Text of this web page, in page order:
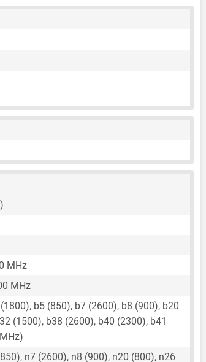
MHz
MHz
b5 (850), b7 (2600), b8 (900), b20
(1500), b38 (2600), b40 (2300), b41
n7 (2600), n8 (900), n20 (800), n26